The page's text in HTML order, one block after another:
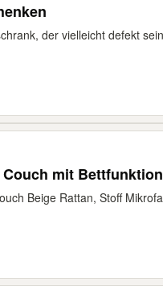
der vielleicht defekt
Couch mit
Beige Rattan, Stoff